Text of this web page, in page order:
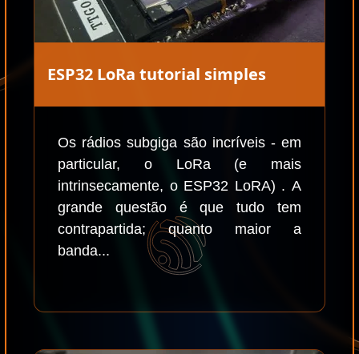
ESP32 LoRa tutorial simples
Os rádios subgiga são incríveis - em
particular, o LoRa (e mais
intrinsecamente, o ESP32 LoRA) . A
grande questão é que tudo tem
contrapartida; quanto maior a
banda...